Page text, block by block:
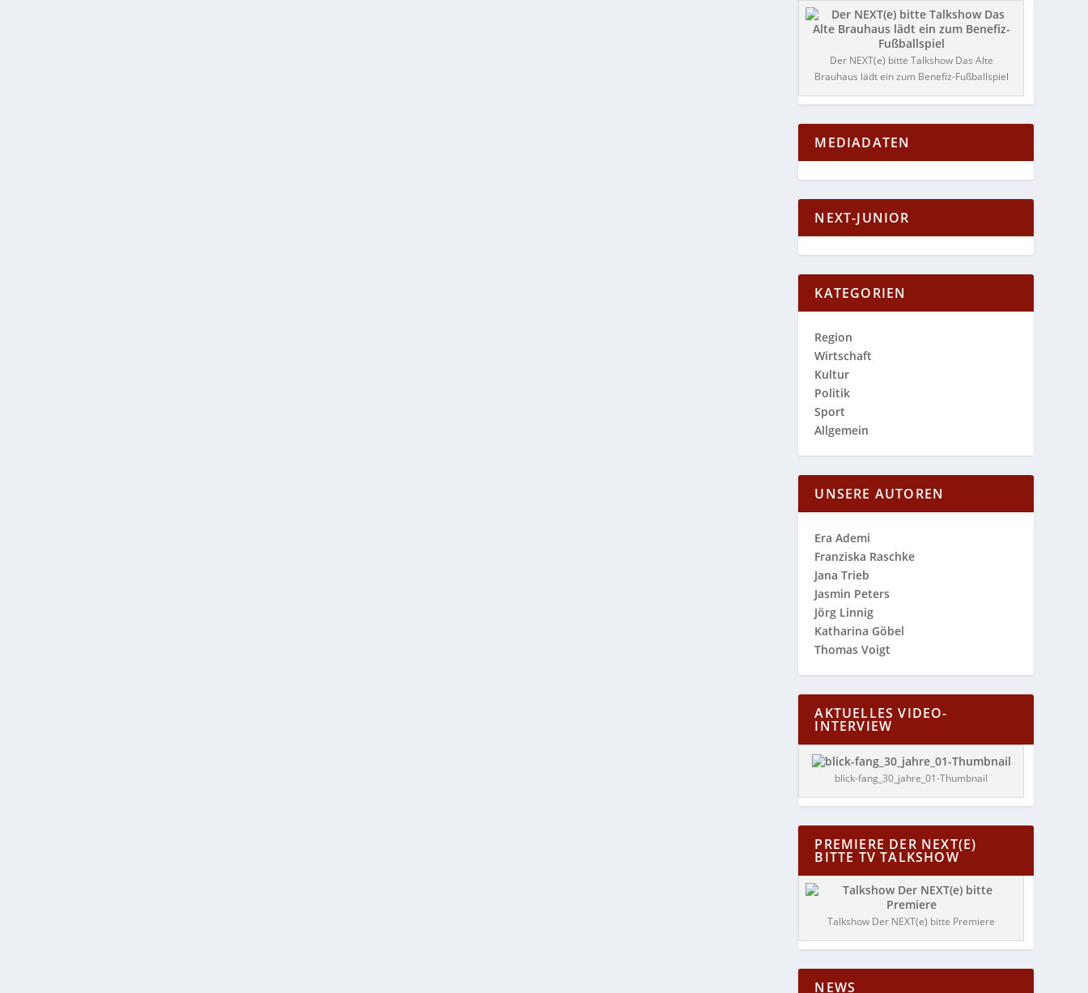
Der NEXT(e) bitte Talkshow Das Alte
Brauhaus lädt ein zum Benefiz-Fußballspiel
MEDIADATEN
NEXT-JUNIOR
KATEGORIEN
Region
Wirtschaft
Kultur
Politik
Sport
Allgemein
UNSERE AUTOREN
Era Ademi
Franziska Raschke
Jana Trieb
Jasmin Peters
Jörg Linnig
Katharina Göbel
Thomas Voigt
AKTUELLES VIDEO-
INTERVIEW
blick-fang_30_jahre_01-Thumbnail
PREMIERE DER NEXT(E)
BITTE TV TALKSHOW
Talkshow Der NEXT(e) bitte Premiere
NEWS